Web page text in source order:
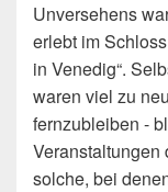
Unversehens
erlebt im
in Venedig“.
waren viel zu
fernzubleiben -
Veranstaltungen
solche, bei